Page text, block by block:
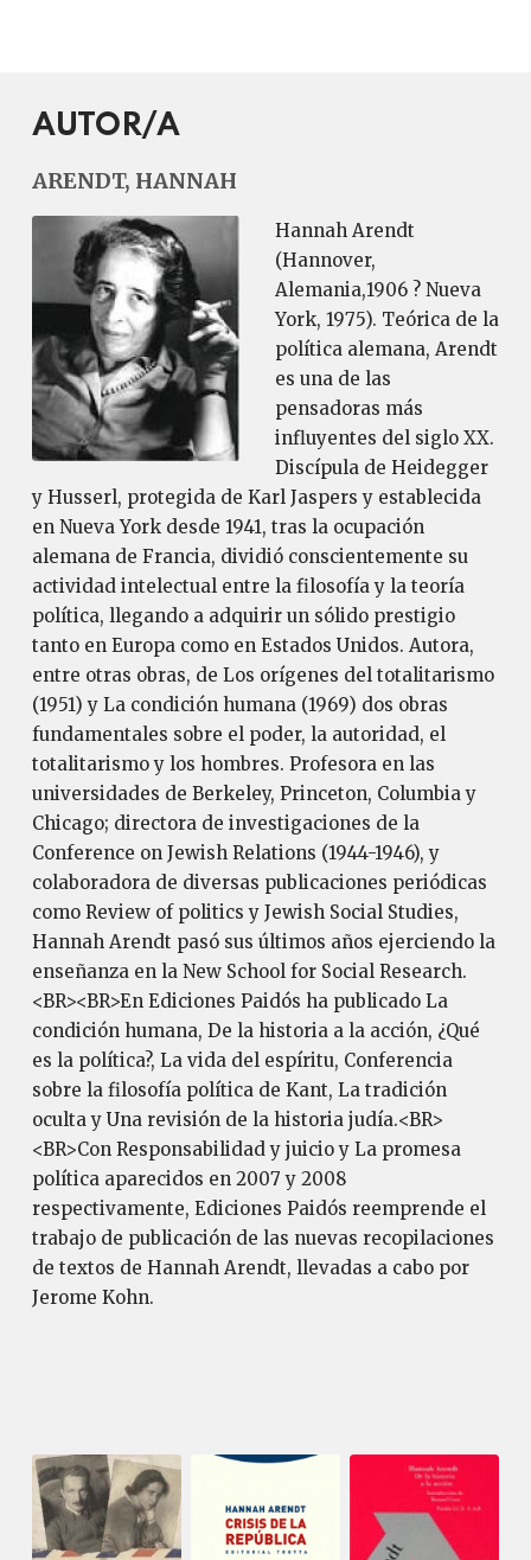
AUTOR/A
ARENDT, HANNAH
Hannah Arendt
(Hannover,
Alemania,1906 ? Nueva
York, 1975). Teórica de la
política alemana, Arendt
es una de las
pensadoras más
influyentes del siglo XX.
Discípula de Heidegger
y Husserl, protegida de Karl Jaspers y establecida
en Nueva York desde 1941, tras la ocupación
alemana de Francia, dividió conscientemente su
actividad intelectual entre la filosofía y la teoría
política, llegando a adquirir un sólido prestigio
tanto en Europa como en Estados Unidos. Autora,
entre otras obras, de Los orígenes del totalitarismo
(1951) y La condición humana (1969) dos obras
fundamentales sobre el poder, la autoridad, el
totalitarismo y los hombres. Profesora en las
universidades de Berkeley, Princeton, Columbia y
Chicago; directora de investigaciones de la
Conference on Jewish Relations (1944-1946), y
colaboradora de diversas publicaciones periódicas
como Review of politics y Jewish Social Studies,
Hannah Arendt pasó sus últimos años ejerciendo la
enseñanza en la New School for Social Research.
<BR><BR>En Ediciones Paidós ha publicado La
condición humana, De la historia a la acción, ¿Qué
es la política?, La vida del espíritu, Conferencia
sobre la filosofía política de Kant, La tradición
oculta y Una revisión de la historia judía.<BR>
<BR>Con Responsabilidad y juicio y La promesa
política aparecidos en 2007 y 2008
respectivamente, Ediciones Paidós reemprende el
trabajo de publicación de las nuevas recopilaciones
de textos de Hannah Arendt, llevadas a cabo por
Jerome Kohn.